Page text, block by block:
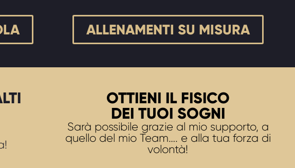
ALLENAMENTI SU MISURA
OTTIENI IL FISICO
DEI TUOI SOGNI
Sarà possibile grazie al mio supporto, a
quello del mio Team…. e alla tua forza di
volontà!